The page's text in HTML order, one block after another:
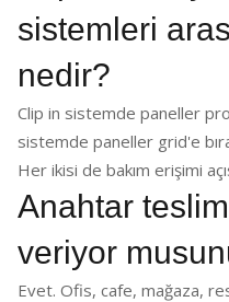
sistemleri
nedir?
Clip in sistemde paneller
sistemde paneller grid'e
Her ikisi de bakım erişimi
Anahtar
veriyor
Evet. Ofis, cafe, mağaza,